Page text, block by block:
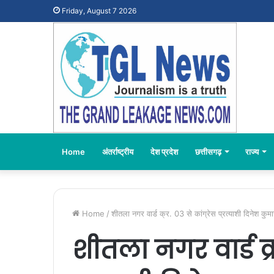
Friday, August 7 2026
Home अंतर्राष्ट्रीय देश प्रदेश छत्तीसगढ़ राज्य
Home / शीतला नगर वार्ड क्र. 03 से कांग्रेस प्रत्याशी दिनेश कुमार
शीतला नगर वार्ड